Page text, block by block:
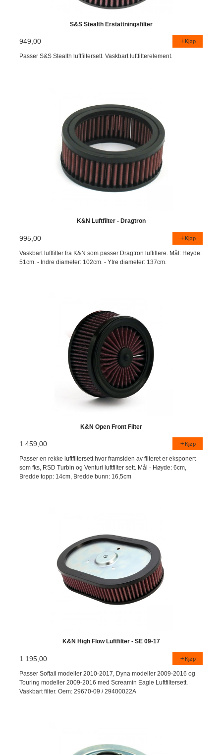
S&S Stealth Erstattningsfilter
949,00 Kjøp
Passer S&S Stealth luftfiltersett. Vaskbart luftfilterelement.
K&N Luftfilter - Dragtron
995,00 Kjøp
Vaskbart luftfilter fra K&N som passer Dragtron luftiltere. Mål: Høyde:
51cm. - Indre diameter: 102cm. - Ytre diameter: 137cm.
K&N Open Front Filter
1 459,00 Kjøp
Passer en rekke luftfiltersett hvor framsiden av filteret er eksponert
som fks, RSD Turbin og Venturi luftfilter sett. Mål - Høyde: 6cm,
Bredde topp: 14cm, Bredde bunn: 16,5cm
K&N High Flow Luftfilter - SE 09-17
1 195,00 Kjøp
Passer Softail modeller 2010-2017, Dyna modeller 2009-2016 og
Touring modeller 2009-2016 med Screamin Eagle Luftfiltersett.
Vaskbart filter. Oem: 29670-09 / 29400022A